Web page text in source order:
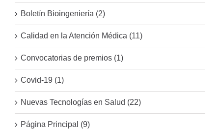
Boletín Bioingeniería (2)
Calidad en la Atención Médica (11)
Convocatorias de premios (1)
Covid-19 (1)
Nuevas Tecnologías en Salud (22)
Página Principal (9)